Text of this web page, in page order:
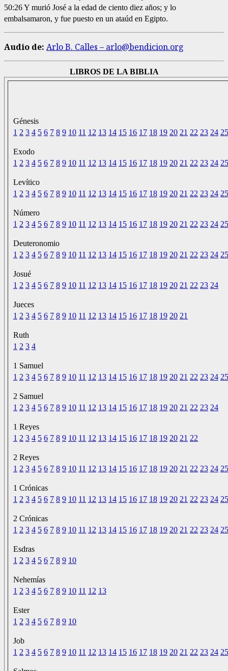
50:26 Y murió José a la edad de ciento diez años; y lo
embalsamaron, y fue puesto en un ataúd en Egipto.
Audio de: Arlo B. Calles – arlo@bendicion.org
LIBROS DE LA BIBLIA
Génesis
1 2 3 4 5 6 7 8 9 10 11 12 13 14 15 16 17 18 19 20 21 22 23 24 25
Exodo
1 2 3 4 5 6 7 8 9 10 11 12 13 14 15 16 17 18 19 20 21 22 23 24 25
Levítico
1 2 3 4 5 6 7 8 9 10 11 12 13 14 15 16 17 18 19 20 21 22 23 24 25
Número
1 2 3 4 5 6 7 8 9 10 11 12 13 14 15 16 17 18 19 20 21 22 23 24 25
Deuteronomio
1 2 3 4 5 6 7 8 9 10 11 12 13 14 15 16 17 18 19 20 21 22 23 24 25
Josué
1 2 3 4 5 6 7 8 9 10 11 12 13 14 15 16 17 18 19 20 21 22 23 24
Jueces
1 2 3 4 5 6 7 8 9 10 11 12 13 14 15 16 17 18 19 20 21
Ruth
1 2 3 4
1 Samuel
1 2 3 4 5 6 7 8 9 10 11 12 13 14 15 16 17 18 19 20 21 22 23 24 25
2 Samuel
1 2 3 4 5 6 7 8 9 10 11 12 13 14 15 16 17 18 19 20 21 22 23 24
1 Reyes
1 2 3 4 5 6 7 8 9 10 11 12 13 14 15 16 17 18 19 20 21 22
2 Reyes
1 2 3 4 5 6 7 8 9 10 11 12 13 14 15 16 17 18 19 20 21 22 23 24 25
1 Crónicas
1 2 3 4 5 6 7 8 9 10 11 12 13 14 15 16 17 18 19 20 21 22 23 24 25
2 Crónicas
1 2 3 4 5 6 7 8 9 10 11 12 13 14 15 16 17 18 19 20 21 22 23 24 25
Esdras
1 2 3 4 5 6 7 8 9 10
Nehemías
1 2 3 4 5 6 7 8 9 10 11 12 13
Ester
1 2 3 4 5 6 7 8 9 10
Job
1 2 3 4 5 6 7 8 9 10 11 12 13 14 15 16 17 18 19 20 21 22 23 24 25